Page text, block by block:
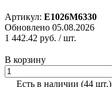
Артикул: E1026M6330
Обновлено 05.08.2026
1 442.42 руб. / шт.
В корзину
Есть в наличии (44 шт.)